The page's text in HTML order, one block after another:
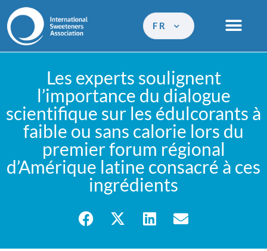
FR
Les experts soulignent
l’importance du dialogue
scientifique sur les édulcorants à
faible ou sans calorie lors du
premier forum régional
d’Amérique latine consacré à ces
ingrédients